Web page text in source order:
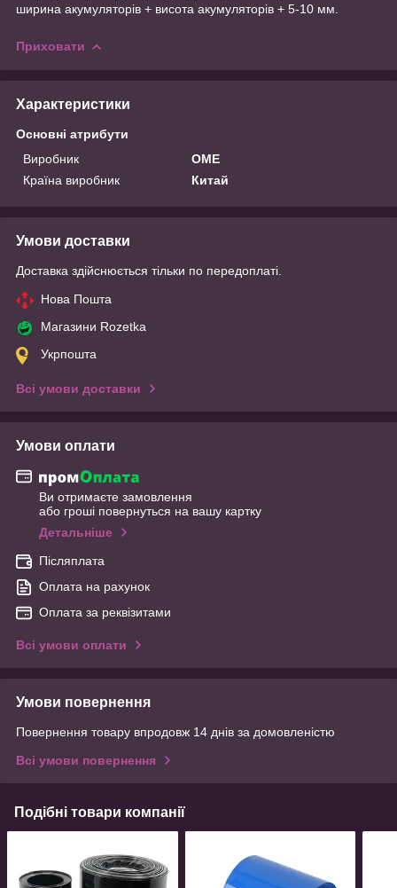
ширина акумуляторів + висота акумуляторів + 5-10 мм.
Приховати
Характеристики
Основні атрибути
Виробник
OME
Країна виробник
Китай
Умови доставки
Доставка здійснюється тільки по передоплаті.
Нова Пошта
Магазини Rozetka
Укрпошта
Всі умови доставки
Умови оплати
Ви отримаєте замовлення
або гроші повернуться на вашу картку
Детальніше
Післяплата
Оплата на рахунок
Оплата за реквізитами
Всі умови оплати
Умови повернення
Повернення товару впродовж 14 днів за домовленістю
Всі умови повернення
Подібні товари компанії